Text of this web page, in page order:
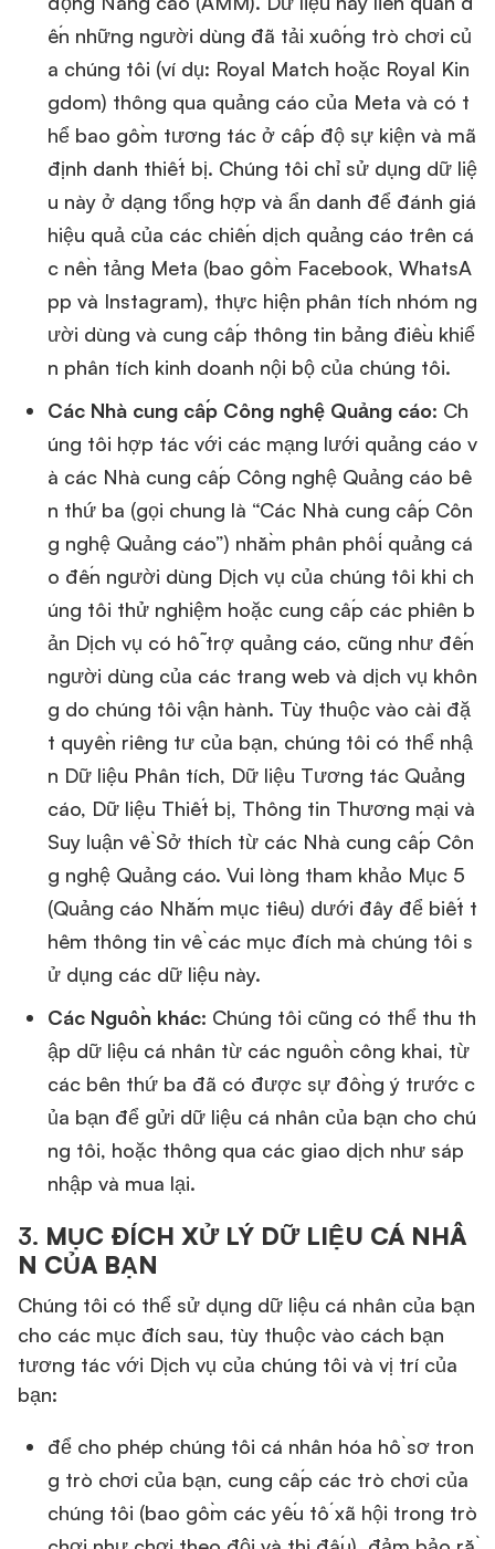
ến những người dùng đã tải xuống trò chơi củ
a chúng tôi (ví dụ: Royal Match hoặc Royal Kin
gdom) thông qua quảng cáo của Meta và có t
hể bao gồm tương tác ở cấp độ sự kiện và mã
định danh thiết bị. Chúng tôi chỉ sử dụng dữ liệ
u này ở dạng tổng hợp và ẩn danh để đánh giá
hiệu quả của các chiến dịch quảng cáo trên cá
c nền tảng Meta (bao gồm Facebook, WhatsA
pp và Instagram), thực hiện phân tích nhóm ng
ười dùng và cung cấp thông tin bảng điều khiể
n phân tích kinh doanh nội bộ của chúng tôi.
Các Nhà cung cấp Công nghệ Quảng cáo: Ch
úng tôi hợp tác với các mạng lưới quảng cáo v
à các Nhà cung cấp Công nghệ Quảng cáo bê
n thứ ba (gọi chung là “Các Nhà cung cấp Côn
g nghệ Quảng cáo”) nhằm phân phối quảng cá
o đến người dùng Dịch vụ của chúng tôi khi ch
úng tôi thử nghiệm hoặc cung cấp các phiên b
ản Dịch vụ có hỗ trợ quảng cáo, cũng như đến
người dùng của các trang web và dịch vụ khôn
g do chúng tôi vận hành. Tùy thuộc vào cài đặ
t quyền riêng tư của bạn, chúng tôi có thể nhậ
n Dữ liệu Phân tích, Dữ liệu Tương tác Quảng
cáo, Dữ liệu Thiết bị, Thông tin Thương mại và
Suy luận về Sở thích từ các Nhà cung cấp Côn
g nghệ Quảng cáo. Vui lòng tham khảo Mục 5
(Quảng cáo Nhắm mục tiêu) dưới đây để biết t
hêm thông tin về các mục đích mà chúng tôi s
ử dụng các dữ liệu này.
Các Nguồn khác: Chúng tôi cũng có thể thu th
ập dữ liệu cá nhân từ các nguồn công khai, từ
các bên thứ ba đã có được sự đồng ý trước c
ủa bạn để gửi dữ liệu cá nhân của bạn cho chú
ng tôi, hoặc thông qua các giao dịch như sáp
nhập và mua lại.
3. MỤC ĐÍCH XỬ LÝ DỮ LIỆU CÁ NHÂ
N CỦA BẠN
Chúng tôi có thể sử dụng dữ liệu cá nhân của bạn
cho các mục đích sau, tùy thuộc vào cách bạn
tương tác với Dịch vụ của chúng tôi và vị trí của
bạn:
để cho phép chúng tôi cá nhân hóa hồ sơ tron
g trò chơi của bạn, cung cấp các trò chơi của
chúng tôi (bao gồm các yếu tố xã hội trong trò